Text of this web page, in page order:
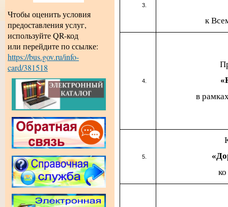
Чтобы оценить условия
предоставления услуг,
используйте QR-код
или перейдите по ссылке:
https://bus.gov.ru/info-
card/381518
к
в